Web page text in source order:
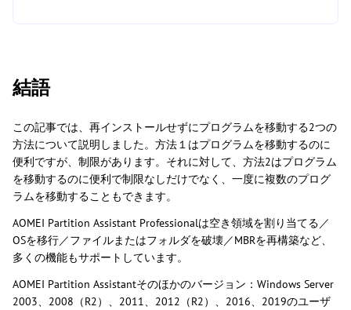
結語
この記事では、再インストールせずにプログラムを移動する2つの
方法について説明しました。方法１はプログラムを移動するのに
便利ですが、制限があります。それに対して、方法2はプログラム
を移動するのに便利で制限なしだけでなく、一度に複数のプログ
ラムを移動することもできます。
AOMEI Partition Assistant Professionalは空き領域を割り当てる／
OSを移行／ファイルまたはフォルダを破壊／MBRを再構築など、
多くの機能もサポートしています。
AOMEI Partition Assistantそのほかのバージョン：Windows Server
2003、2008（R2）、2011、2012（R2）、2016、2019のユーザ